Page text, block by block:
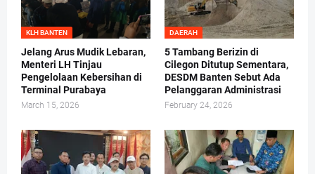
KLH BANTEN
Jelang Arus Mudik Lebaran,
Menteri LH Tinjau
Pengelolaan Kebersihan di
Terminal Purabaya
March 15, 2026
DAERAH
5 Tambang Berizin di
Cilegon Ditutup Sementara,
DESDM Banten Sebut Ada
Pelanggaran Administrasi
February 24, 2026